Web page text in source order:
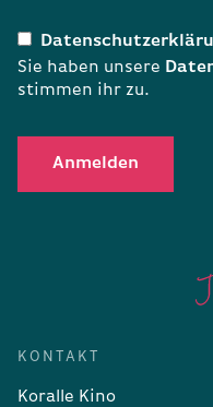
Sie haben unsere
stimmen ihr zu.
Anmelden
KONTAKT
Koralle Kino